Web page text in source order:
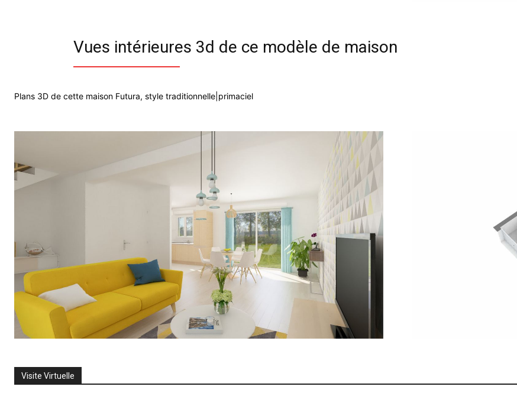
Vues intérieures 3d de ce modèle de maison
Plans 3D de cette maison Futura, style traditionnelle|primaciel
Visite Virtuelle